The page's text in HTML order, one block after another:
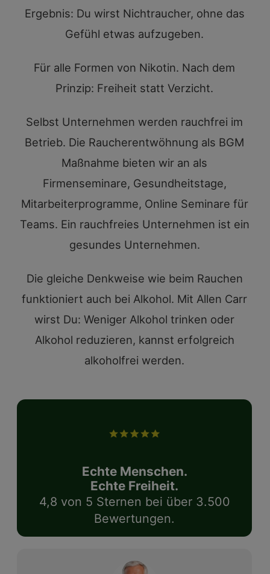
Ergebnis: Du wirst Nichtraucher, ohne das
Gefühl etwas aufzugeben.
Für alle Formen von Nikotin. Nach dem
Prinzip: Freiheit statt Verzicht.
Selbst Unternehmen werden rauchfrei im
Betrieb. Die Raucherentwöhnung als BGM
Maßnahme bieten wir an als
Firmenseminare, Gesundheitstage,
Mitarbeiterprogramme, Online Seminare für
Teams. Ein rauchfreies Unternehmen ist ein
gesundes Unternehmen.
Die gleiche Denkweise wie beim Rauchen
funktioniert auch bei Alkohol. Mit Allen Carr
wirst Du: Weniger Alkohol trinken oder
Alkohol reduzieren, kannst erfolgreich
alkoholfrei werden.
Echte Menschen.
Echte Freiheit.
4,8 von 5 Sternen bei über 3.500
Bewertungen.